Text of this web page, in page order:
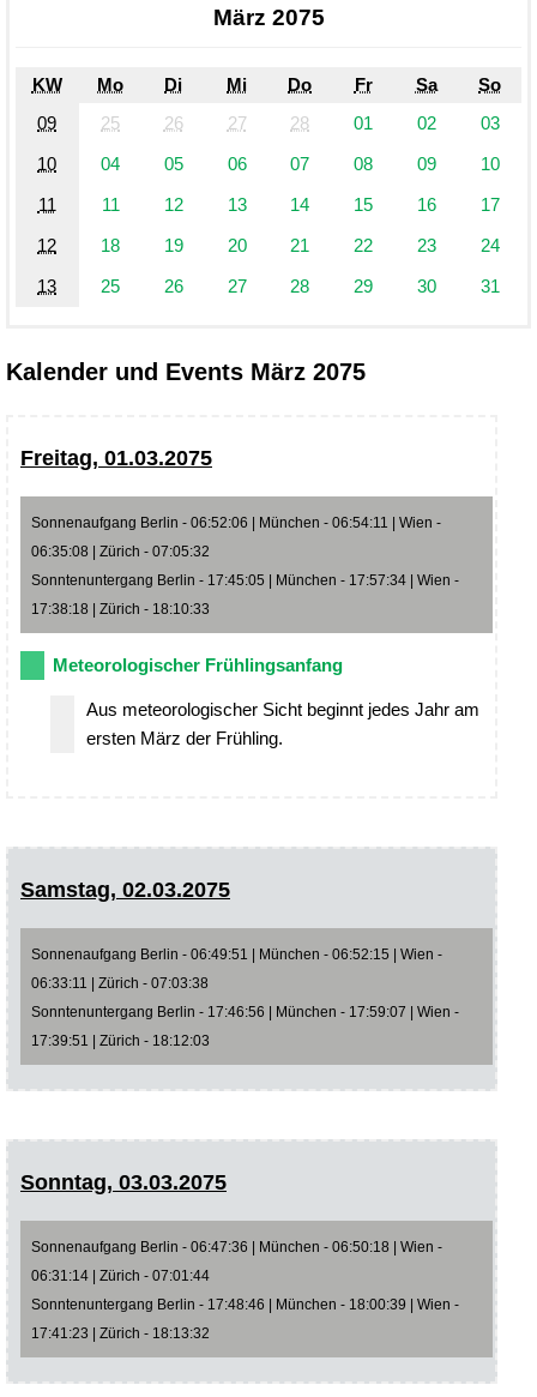
März 2075
KW Mo Di Mi Do Fr Sa
So
09
25 26 27 28 01 02
03
10
04 05 06 07 08 09
10
11
11 12 13 14 15 16
17
12
18 19 20 21 22 23
24
13
25 26 27 28 29 30 31
Kalender und Events März 2075
Freitag, 01.03.2075
Sonnenaufgang Berlin - 06:52:06 | München - 06:54:11 | Wien -
06:35:08 | Zürich - 07:05:32
Sonntenuntergang Berlin - 17:45:05 | München - 17:57:34 | Wien -
17:38:18 | Zürich - 18:10:33
Meteorologischer Frühlingsanfang
Aus meteorologischer Sicht beginnt jedes Jahr am
ersten März der Frühling.
Samstag, 02.03.2075
Sonnenaufgang Berlin - 06:49:51 | München - 06:52:15 | Wien -
06:33:11 | Zürich - 07:03:38
Sonntenuntergang Berlin - 17:46:56 | München - 17:59:07 | Wien -
17:39:51 | Zürich - 18:12:03
Sonntag, 03.03.2075
Sonnenaufgang Berlin - 06:47:36 | München - 06:50:18 | Wien -
06:31:14 | Zürich - 07:01:44
Sonntenuntergang Berlin - 17:48:46 | München - 18:00:39 | Wien -
17:41:23 | Zürich - 18:13:32